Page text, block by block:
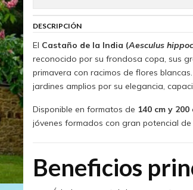
DESCRIPCIÓN
El Castaño de la India (Aesculus
reconocido por su frondosa copa, sus
primavera con racimos de flores
jardines amplios por su elegancia,
Disponible en formatos de 140 cm y
jóvenes formados con gran potencial
Beneficios